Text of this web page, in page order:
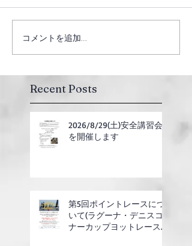
コメントを追加…
Recent Posts
2026/8/29(土)安全講習会
を開催します
第5回ポイントレースにつ
いて(ラグーナ・デニスコ
ナーカップヨットレース合